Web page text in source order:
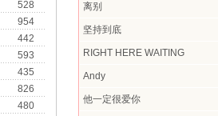
528
954
442
593
435
826
480
离别
坚持到底
RIGHT HERE WAITING
Andy
他一定很爱你